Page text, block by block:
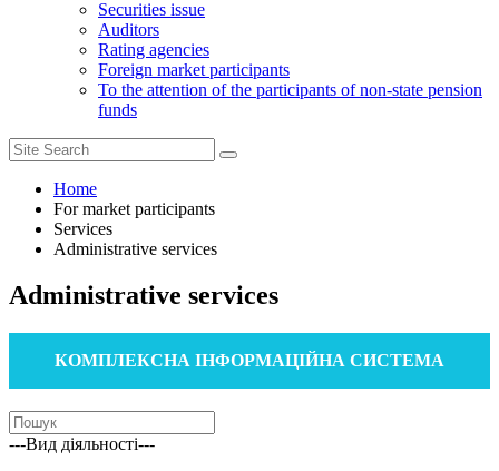
Securities issue
Auditors
Rating agencies
Foreign market participants
To the attention of the participants of non-state pension
funds
Home
For market participants
Services
Administrative services
Administrative services
КОМПЛЕКСНА ІНФОРМАЦІЙНА СИСТЕМА
---Вид діяльності---